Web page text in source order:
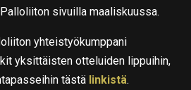
sivuilla maaliskuussa.
yhteistyökumppani
yksittäisten otteluiden lippuihin,
tästä linkistä.